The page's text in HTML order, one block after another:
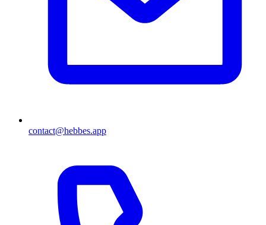
contact@hebbes.app